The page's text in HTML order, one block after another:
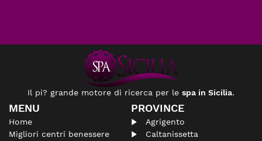
Il pi? grande motore di ricerca per le spa in Sicilia.
MENU
Home
Migliori centri benessere
PROVINCE
Agrigento
Caltanissetta